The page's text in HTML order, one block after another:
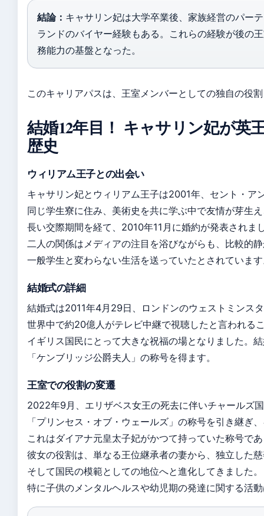
結論： キャサリン妃は大学卒業後、家族経営のパー
ランドのバイヤー経験もある。これらの経験が後の
務能力の基盤となった。
このキャリアパスは、王室メンバーとしての独自の役
結婚12年目！ キャサリン妃が英
歴史
ウィリアム王子との出会い
キャサリン妃とウィリアム王子は2001年、セント・ア
同じ学生寮に住み、美術史を共に学ぶ中で友情が芽生
長い交際期間を経て、2010年11月に婚約が発表されま
二人の関係はメディアの注目を浴びながらも、比較的
一般学生と変わらない生活を送っていたとされていま
結婚式の詳細
結婚式は2011年4月29日、ロンドンのウェストミンス
世界中で約20億人がテレビ中継で視聴したと言われる
イギリス国民にとって大きな祝福の場となりました。
「ケンブリッジ公爵夫人」の称号を得ます。
王室での役割の変遷
2022年9月、エリザベス女王の死去に伴いチャールズ
「プリンセス・オブ・ウェールズ」の称号を引き継ぎ
これはダイアナ元皇太子妃がかつて持っていた称号で
彼女の役割は、単なる王位継承者の妻から、独立した
そして国民の模範としての地位へと進化してきました。
特に子供のメンタルヘルスや幼児期の発達に関する活